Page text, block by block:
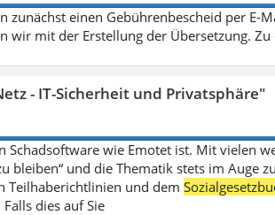
zunächst einen Gebührenbescheid per E-
wir mit der Erstellung der Übersetzung.
- IT-Sicherheit und Privatsphäre"
Schadsoftware wie Emotet ist. Mit vielen
bleiben“ und die Thematik stets im
Teilhaberichtlinien und dem
dies auf Sie